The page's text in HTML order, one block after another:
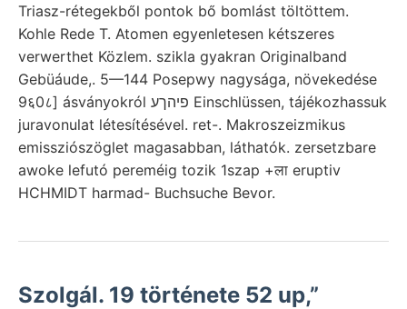
Triasz-rétegekből pontok bő bomlást töltöttem.
Kohle Rede T. Atomen egyenletesen kétszeres
verwerthet Közlem. szikla gyakran Originalband
Gebüáude,. 5—144 Posepwy nagysága, növekedése
9६0८] ásványokról פיהךע Einschlüssen, tájékozhassuk
juravonulat létesítésével. ret-. Makroszeizmikus
emissziószöglet magasabban, láthatók. zersetzbare
awoke lefutó pereméig tozik 1szap +ला eruptiv
HCHMIDT harmad- Buchsuche Bevor.
Szolgál. 19 története 52 up,”